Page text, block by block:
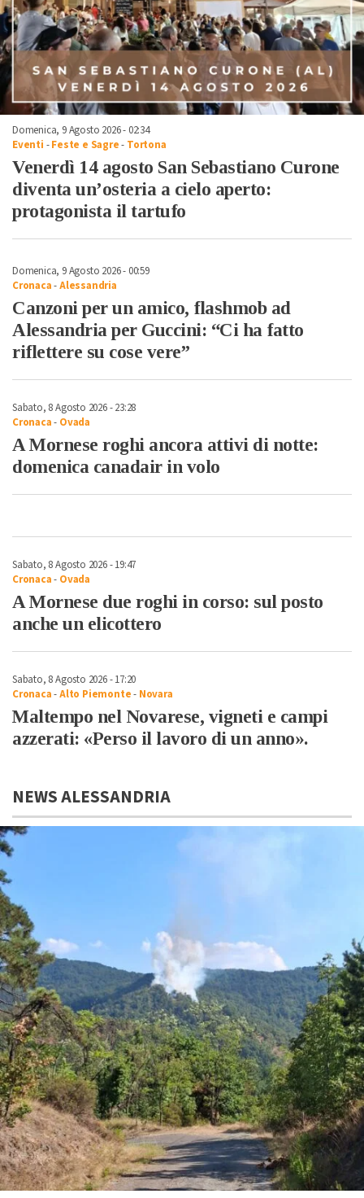
Domenica, 9 Agosto 2026 - 02:34
Eventi -Feste e Sagre- Tortona
Venerdì 14 agosto San Sebastiano Curone
diventa un’osteria a cielo aperto:
protagonista il tartufo
Domenica, 9 Agosto 2026 - 00:59
Cronaca-Alessandria
Canzoni per un amico, flashmob ad
Alessandria per Guccini: “Ci ha fatto
riflettere su cose vere”
Sabato, 8 Agosto 2026 - 23:28
Cronaca- Ovada
A Mornese roghi ancora attivi di notte:
domenica canadair in volo
Sabato, 8 Agosto 2026 - 19:47
Cronaca- Ovada
A Mornese due roghi in corso: sul posto
anche un elicottero
Sabato, 8 Agosto 2026 - 17:20
Cronaca-Alto Piemonte- Novara
Maltempo nel Novarese, vigneti e campi
azzerati: «Perso il lavoro di un anno».
NEWS ALESSANDRIA